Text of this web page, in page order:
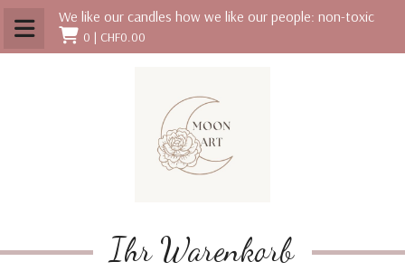
We like our candles how we like our people: non-toxic
0 | CHF0.00
Ihr Warenkorb